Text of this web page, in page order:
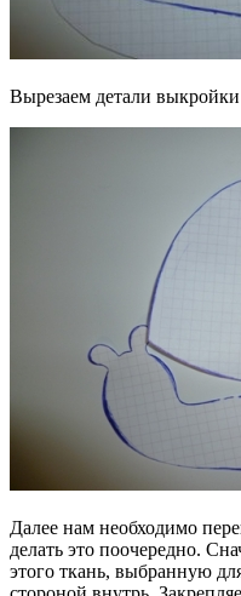
Вырезаем детали
Далее нам необходимо
делать это поочередно.
этого ткань, выбранную